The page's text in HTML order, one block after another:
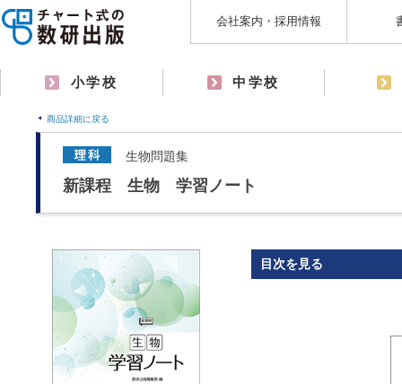
会社案内・採用情報
小学校 中学校
商品詳細に戻る
生物問題集
新課程 生物 学習ノート
目次を見る